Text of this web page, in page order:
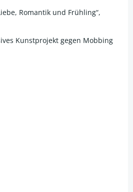
Romantik und Frühling“,
Kunstprojekt gegen Mobbing